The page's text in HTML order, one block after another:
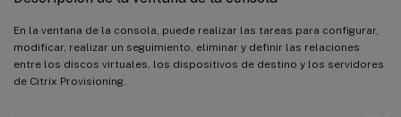
En la ventana de la consola, puede realizar las tareas para configurar,
modificar, realizar un seguimiento, eliminar y definir las relaciones
entre los discos virtuales, los dispositivos de destino y los servidores
de Citrix Provisioning.